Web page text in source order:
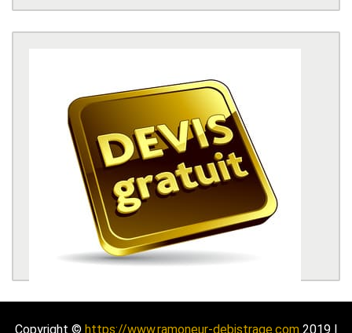
Copyright © https://www.ramoneur-debistrage.com2019 |